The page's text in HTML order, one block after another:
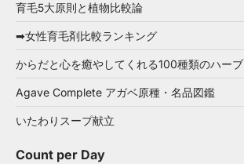
育毛5大原則と植物比較論
➡女性育毛剤比較ランキング
からだと心を癒やしてくれる100種類のハーブ
Agave Complete アガベ原種・名品図鑑
いたわりスープ献立
Count per Day